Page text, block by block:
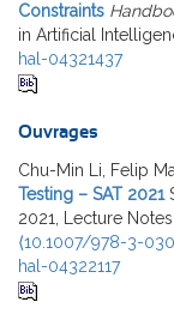
Constraints
in Artificial
hal-04321437
Ouvrages
Chu-Min Li, Felip
Testing – SAT 2021
2021, Lecture
⟨10.1007/978-3-
hal-04322117